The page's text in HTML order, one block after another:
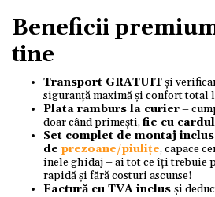
Beneficii
tine
Transport GRATUITși
siguranță maximă și confort total
Plata ramburs la curier–
doar când primești,fie cu
Set complet de montaj inclus
de prezoane/piulițe, capace
inele ghidaj – ai tot ce îți trebuie
rapidă și fără costuri ascunse!
Factură cu TVA inclus și